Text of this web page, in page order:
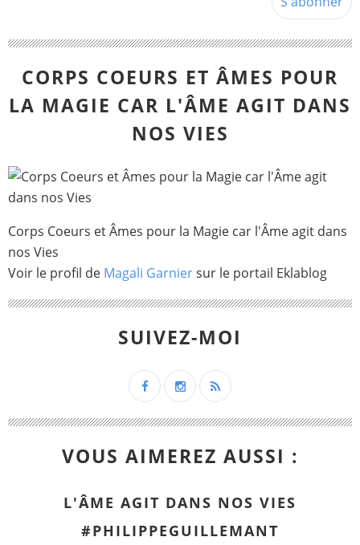
CORPS COEURS ET ÂMES POUR
LA MAGIE CAR L'ÂME AGIT DANS
NOS VIES
Corps Coeurs et Âmes pour la Magie car l'Âme agit dans
nos Vies
Voir le profil de Magali Garniersur le portail Eklablog
SUIVEZ-MOI
VOUS AIMEREZ AUSSI :
L'ÂME AGIT DANS NOS VIES
#PHILIPPEGUILLEMANT